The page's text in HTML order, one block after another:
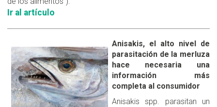
Ir al artículo
Anisakis, el alto nivel de
parasitación de la merluza
hace necesaria una
información más
completa al consumidor
Anisakis spp. parasitan un